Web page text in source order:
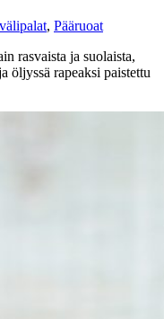
, Pääruoat
rasvaista ja suolaista,
öljyssä rapeaksi paistettu